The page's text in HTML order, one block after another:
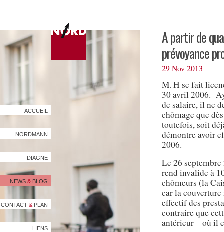
ACCUEIL
NORDMANN
DIAGNE
NEWS & BLOG
CONTACT & PLAN
LIENS
A partir de
prévoyance
29 Nov 2013
M. H se fait
30 avril 2006.
de salaire, il ne
chômage que
toutefois, soit
démontre avoir
2006.
Le 26
rend invalide à
chômeurs (la
car la
effectif des
contraire que
antérieur – où il